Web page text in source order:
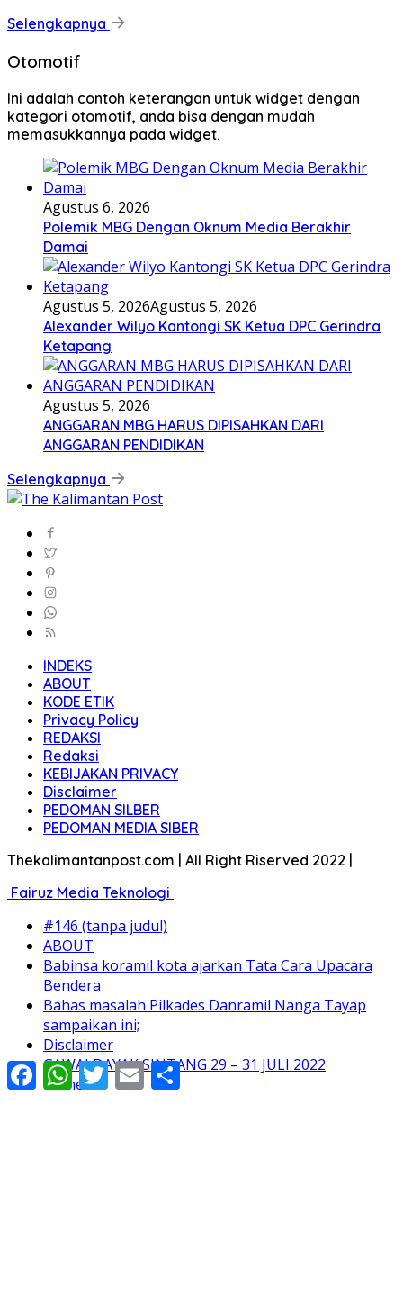
Selengkapnya
Otomotif
Ini adalah contoh keterangan untuk widget dengan
kategori otomotif, anda bisa dengan mudah
memasukkannya pada widget.
Agustus 6, 2026
Polemik MBG Dengan Oknum Media Berakhir
Damai
Agustus 5, 2026Agustus 5, 2026
Alexander Wilyo Kantongi SK Ketua DPC Gerindra
Ketapang
Agustus 5, 2026
ANGGARAN MBG HARUS DIPISAHKAN DARI
ANGGARAN PENDIDIKAN
Selengkapnya
INDEKS
ABOUT
KODE ETIK
Privacy Policy
REDAKSI
Redaksi
KEBIJAKAN PRIVACY
Disclaimer
PEDOMAN SILBER
PEDOMAN MEDIA SIBER
Thekalimantanpost.com | All Right Riserved 2022 |
Fairuz Media Teknologi
#146 (tanpa judul)
ABOUT
Babinsa koramil kota ajarkan Tata Cara Upacara
Bendera
Bahas masalah Pilkades Danramil Nanga Tayap
sampaikan ini;
Disclaimer
GAWAI DAYAK SINTANG 29 – 31 JULI 2022
Home 2
FacebookWhatsApp
TwitterEmailShare